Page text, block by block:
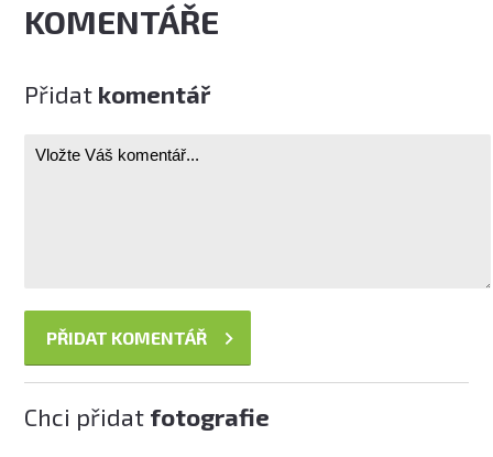
KOMENTÁŘE
Přidat komentář
Chci přidat fotografie